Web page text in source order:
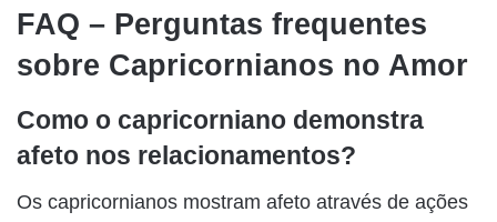
FAQ – Perguntas frequentes
sobre Capricornianos no Amor
Como o capricorniano demonstra
afeto nos relacionamentos?
Os capricornianos mostram afeto através de ações